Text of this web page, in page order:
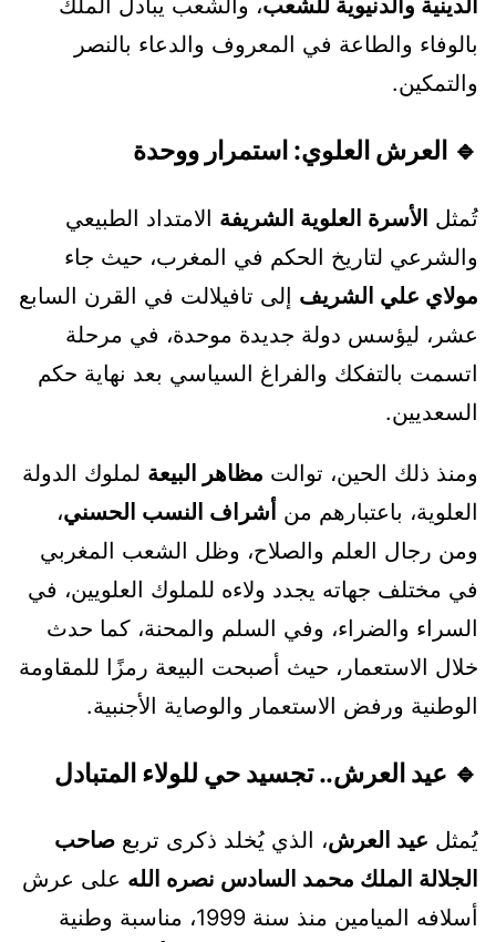
الدينية والدنيوية للشعب، والشعب يبادل الملك
بالوفاء والطاعة في المعروف والدعاء بالنصر
والتمكين.
🔹 العرش العلوي: استمرار ووحدة
تُمثل الأسرة العلوية الشريفة الامتداد الطبيعي
والشرعي لتاريخ الحكم في المغرب، حيث جاء
مولاي علي الشريف إلى تافيلالت في القرن السابع
عشر، ليؤسس دولة جديدة موحدة، في مرحلة
اتسمت بالتفكك والفراغ السياسي بعد نهاية حكم
السعديين.
ومنذ ذلك الحين، توالت مظاهر البيعة لملوك الدولة
العلوية، باعتبارهم من أشراف النسب الحسني،
ومن رجال العلم والصلاح، وظل الشعب المغربي
في مختلف جهاته يجدد ولاءه للملوك العلويين، في
السراء والضراء، وفي السلم والمحنة، كما حدث
خلال الاستعمار، حيث أصبحت البيعة رمزًا للمقاومة
الوطنية ورفض الاستعمار والوصاية الأجنبية.
🔹 عيد العرش.. تجسيد حي للولاء المتبادل
يُمثل عيد العرش، الذي يُخلد ذكرى تربع صاحب
الجلالة الملك محمد السادس نصره الله على عرش
أسلافه الميامين منذ سنة 1999، مناسبة وطنية